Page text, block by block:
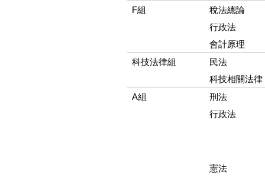
F組
稅法總論
行政法
會計原理
科技法律組
民法
科技相關法律
A組
刑法
行政法
憲法